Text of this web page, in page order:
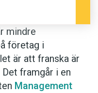
mindre
företag i
är att franska är
framgår i en
Management